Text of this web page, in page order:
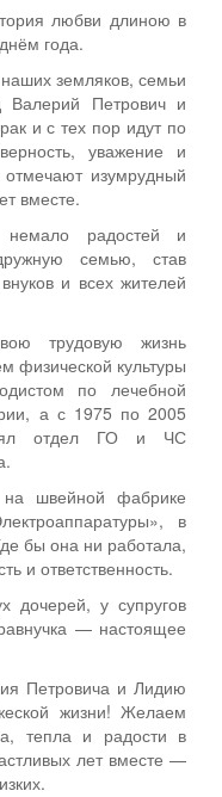
любви длиною в
года.
земляков, семьи
Петрович и
и с тех пор идут по
уважение и
изумрудный
вместе.
радостей и
семью, став
и всех жителей
трудовую жизнь
физической культуры
по лечебной
а с 1975 по 2005
отдел ГО и ЧС
на швейной фабрике
в
бы она ни работала,
и ответственность.
дочерей, у супругов
— настоящее
Петровича и Лидию
жизни! Желаем
тепла и радости в
лет вместе —